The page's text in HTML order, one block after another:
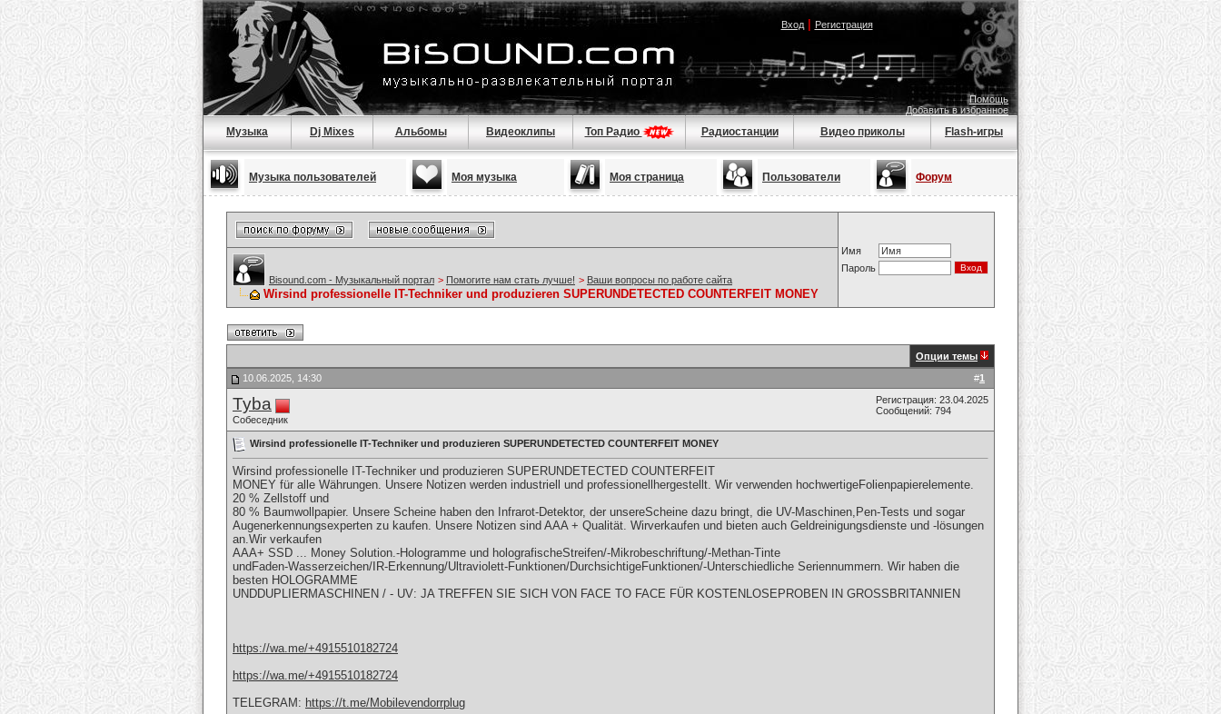
Вход| Регистрация
Помощь
Добавить в избранное
Музыка Dj Mixes Альбомы Видеоклипы Топ Радио Радиостанции Видео приколы Flash-игры
Музыка пользователей Моя музыка Моя страница Пользователи Форум
Имя
Пароль
Bisound.com - Музыкальный портал > Помогите нам стать лучше! > Ваши вопросы по работе сайта
Wirsind professionelle IT-Techniker und produzieren SUPERUNDETECTED COUNTERFEIT MONEY
Опции темы
#1
10.06.2025, 14:30
Tyba
Собеседник
Регистрация: 23.04.2025
Сообщений: 794
Wirsind professionelle IT-Techniker und produzieren SUPERUNDETECTED COUNTERFEIT MONEY
Wirsind professionelle IT-Techniker und produzieren SUPERUNDETECTED COUNTERFEIT
MONEY für alle Währungen. Unsere Notizen werden industriell und professionellhergestellt. Wir verwenden hochwertigeFolienpapierelemente.
20 % Zellstoff und
80 % Baumwollpapier. Unsere Scheine haben den Infrarot-Detektor, der unsereScheine dazu bringt, die UV-Maschinen,Pen-Tests und sogar
Augenerkennungsexperten zu kaufen. Unsere Notizen sind AAA + Qualität. Wirverkaufen und bieten auch Geldreinigungsdienste und -lösungen
an.Wir verkaufen
AAA+ SSD ... Money Solution.-Hologramme und holografischeStreifen/-Mikrobeschriftung/-Methan-Tinte
undFaden-Wasserzeichen/IR-Erkennung/Ultraviolett-Funktionen/DurchsichtigeFunktionen/-Unterschiedliche Seriennummern. Wir haben die
besten HOLOGRAMME
UNDDUPLIERMASCHINEN / - UV: JA TREFFEN SIE SICH VON FACE TO FACE FÜR KOSTENLOSEPROBEN IN GROSSBRITANNIEN
https://wa.me/+4915510182724
https://wa.me/+4915510182724
TELEGRAM: https://t.me/Mobilevendorrplug